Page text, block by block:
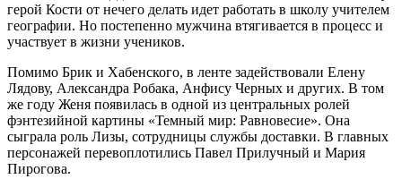
герой Кости от нечего делать идет работать в школу учителем
географии. Но постепенно мужчина втягивается в процесс и
участвует в жизни учеников.
Помимо Брик и Хабенского, в ленте задействовали Елену
Лядову, Александра Робака, Анфису Черных и других. В том
же году Женя появилась в одной из центральных ролей
фэнтезийной картины «Темный мир: Равновесие». Она
сыграла роль Лизы, сотрудницы службы доставки. В главных
персонажей перевоплотились Павел Прилучный и Мария
Пирогова.